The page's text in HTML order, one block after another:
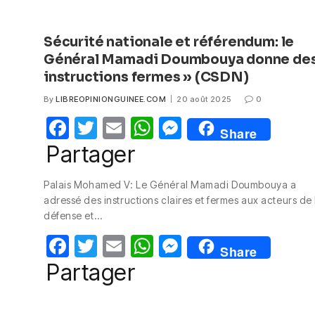
Sécurité nationale et référendum: le
Général Mamadi Doumbouya donne
instructions fermes » (CSDN)
By LIBREOPINIONGUINEE.COM 20 août 2025 0
F
a
e
b
o
o
k
T
w
itt
er
E
m
W
s
p
p
M
e
e
g
er
Share
Partager
Palais Mohamed V: Le Général Mamadi Doumbouya a
adressé des instructions claires et fermes aux acteurs de
défense et…
F
a
T
w
itt
E
m
W M
e
Share
Partager